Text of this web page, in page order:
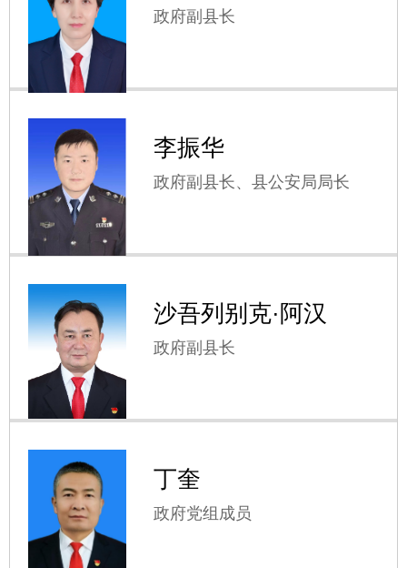
政府副县长
李振华
政府副县长、县公安局局长
沙吾列别克·阿汉
政府副县长
丁奎
政府党组成员